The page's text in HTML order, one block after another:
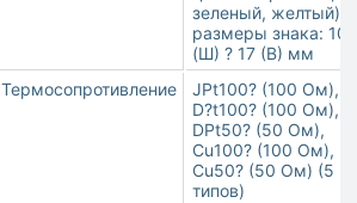
зеленый, желтый);
размеры знака: 10
(Ш) ? 17 (В) мм
Термосопротивление
JPt100? (100 Ом),
D?t100? (100 Ом),
DPt50? (50 Ом),
Cu100? (100 Ом),
Cu50? (50 Ом) (5
типов)